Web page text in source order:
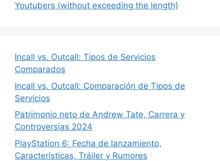
Youtubers (without exceeding the length)
Incall vs. Outcall: Tipos de Servicios
Comparados
Incall vs. Outcall: Comparación de Tipos de
Servicios
Patrimonio neto de Andrew Tate, Carrera y
Controversias 2024
PlayStation 6: Fecha de lanzamiento,
Características, Tráiler y Rumores